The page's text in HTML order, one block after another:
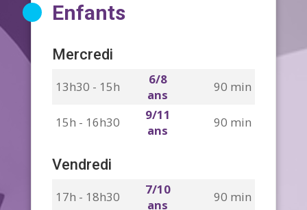
Enfants
Mercredi
13h30 - 15h
6/8
ans
90 min
15h - 16h30
9/11
ans
90 min
Vendredi
17h - 18h30
7/10
ans
90 min